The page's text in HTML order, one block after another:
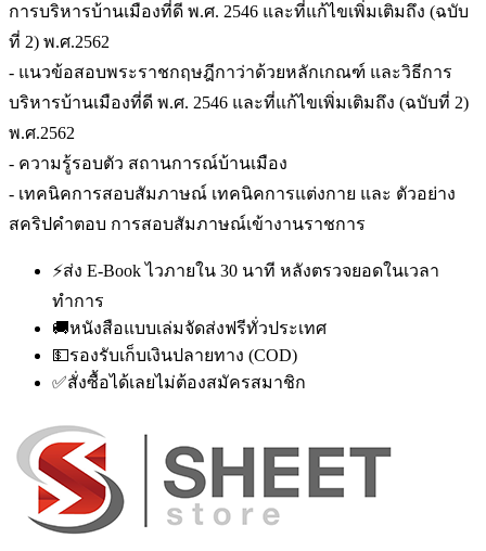
การบริหารบ้านเมืองที่ดี พ.ศ. 2546 และที่แก้ไขเพิ่มเติมถึง (ฉบับ
ที่ 2) พ.ศ.2562
- แนวข้อสอบพระราชกฤษฎีกาว่าด้วยหลักเกณฑ์ และวิธีการ
บริหารบ้านเมืองที่ดี พ.ศ. 2546 และที่แก้ไขเพิ่มเติมถึง (ฉบับที่ 2)
พ.ศ.2562
- ความรู้รอบตัว สถานการณ์บ้านเมือง
- เทคนิคการสอบสัมภาษณ์ เทคนิคการแต่งกาย และ ตัวอย่าง
สคริปคำตอบ การสอบสัมภาษณ์เข้างานราชการ
⚡ส่ง E-Book ไวภายใน 30 นาที หลังตรวจยอดในเวลา
ทำการ
🚚หนังสือแบบเล่มจัดส่งฟรีทั่วประเทศ
💵รองรับเก็บเงินปลายทาง (COD)
✅สั่งซื้อได้เลยไม่ต้องสมัครสมาชิก